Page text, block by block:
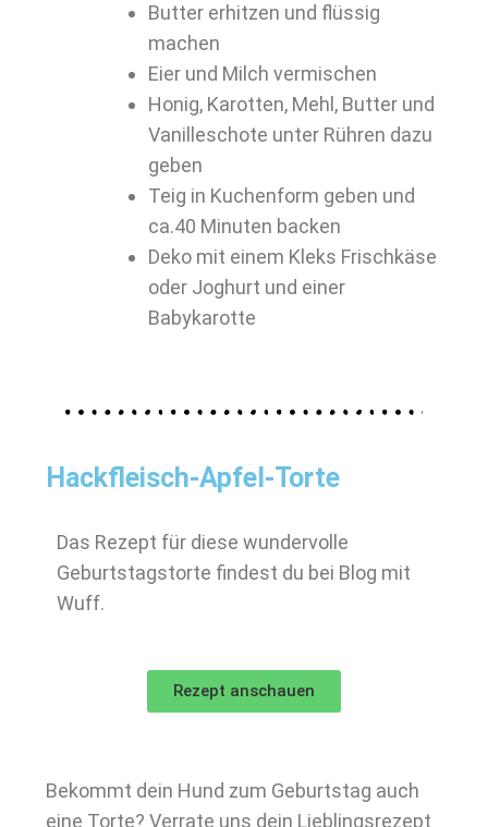
Butter erhitzen und flüssig
machen
Eier und Milch vermischen
Honig, Karotten, Mehl, Butter und
Vanilleschote unter Rühren dazu
geben
Teig in Kuchenform geben und
ca.40 Minuten backen
Deko mit einem Kleks Frischkäse
oder Joghurt und einer
Babykarotte
Hackfleisch-Apfel-Torte
Das Rezept für diese wundervolle
Geburtstagstorte findest du bei Blog mit
Wuff.
Rezept anschauen
Bekommt dein Hund zum Geburtstag auch
eine Torte? Verrate uns dein Lieblingsrezept